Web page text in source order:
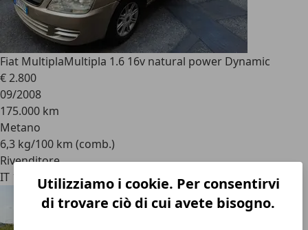
Utilizziamo i cookie. Per consentirvi
di trovare ciò di cui avete bisogno.
Fiat MultiplaMultipla 1.6 16v natural power Dynamic
€ 2.800
09/2008
175.000 km
Metano
6,3 kg/100 km (comb.)
Rivenditore
IT 10129